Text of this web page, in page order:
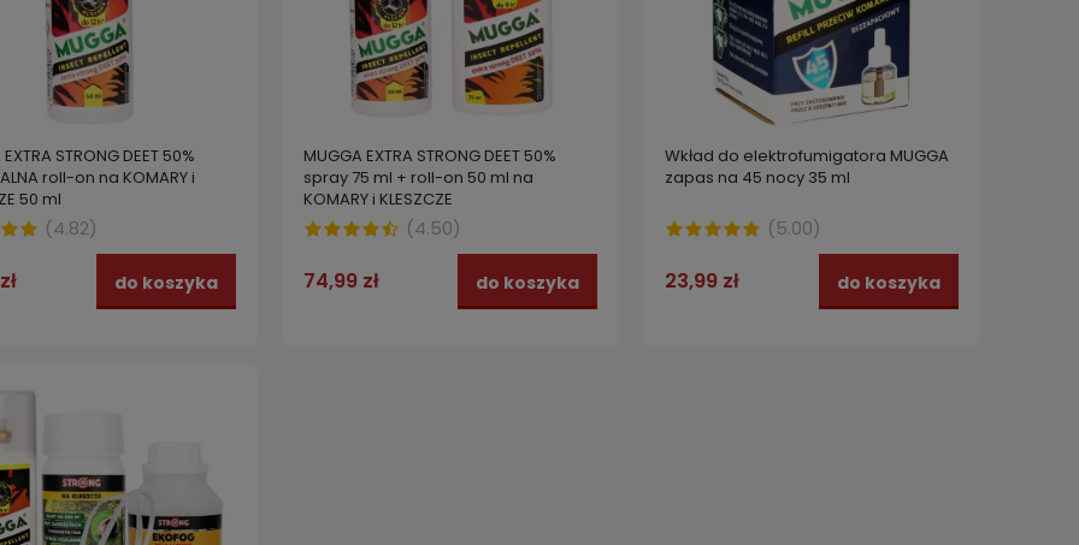
STRONG DEET 50%
roll-on na KOMARY i
50 ml
(4.82)
do koszyka
MUGGA EXTRA STRONG DEET 50%
spray 75 ml + roll-on 50 ml na
KOMARY i KLESZCZE
(4.50)
74,99 zł do koszyka
Wkład do elektrofumigatora MUGGA
zapas na 45 nocy 35 ml
(5.00)
23,99 zł do koszyka